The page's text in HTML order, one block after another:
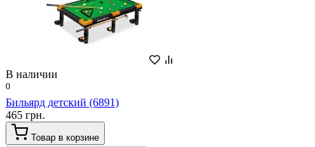
В наличии
0
Бильярд детский (6891)
465 грн.
Товар в корзине